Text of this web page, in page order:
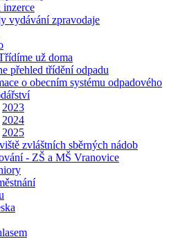
inzerce
vydávání zpravodaje
už doma
přehled třídění odpadu
o obecním systému odpadového
2023
2024
2025
zvláštních sběrných nádob
- ZŠ a MŠ Vranovice